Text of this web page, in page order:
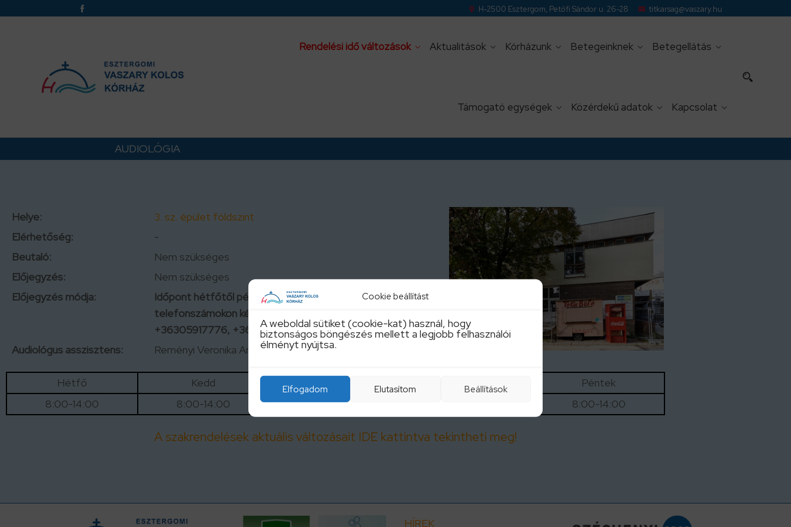
Cookie beállítást
A weboldal sütiket (cookie-kat) használ, hogy
biztonságos böngészés mellett a legjobb felhasználói
élményt nyújtsa.
Elfogadom Elutasítom Beállítások
H-2500 Esztergom, Petőfi Sándor u. 26-28 titkarsag@vaszary.hu
Rendelési idő változások Aktualitások Kórházunk Betegeinknek Betegellátás
Támogató egységek Közérdekű adatok Kapcsolat
AUDIOLÓGIA
Helye:
3. sz. épület földszint
Elérhetőség:
-
Beutaló:
Nem szükséges
Előjegyzés:
Nem szükséges
Előjegyzés módja:
Időpont hétfőtől péntekig 7:30-15:00 óráig az alábbi
telefonszámokon kérhető: +36305917791,
+36305917776, +36305917799, (06-33)542-388
Audiológus asszisztens:
Reményi Veronika Angéla
Hétfő Kedd Szerda Csütörtök
Péntek
8:00-14:00
8:00-14:00 8:00-14:00 8:00-14:00
A szakrendelések aktuális változásait IDE kattintva tekintheti meg!
HÍREK